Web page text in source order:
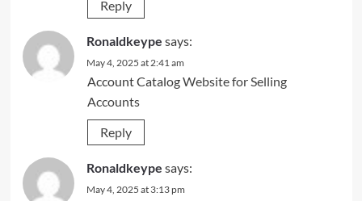
Reply
Ronaldkeype says:
May 4, 2025 at 2:41 am
Account CatalogWebsite for Selling
Accounts
Reply
Ronaldkeype says:
May 4, 2025 at 3:13 pm